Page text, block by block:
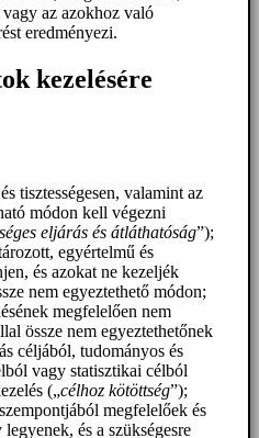
az azokhoz való
eredményezi.
kezelésére
tisztességesen, valamint az
módon kell végezni
eljárás és átláthatóság”);
egyértelmű és
és azokat ne kezeljék
nem egyeztethető módon;
megfelelően nem
össze nem egyeztethetőnek
céljából, tudományos és
vagy statisztikai célból
(„célhoz kötöttség”);
megfelelőek és
és a szükségesre